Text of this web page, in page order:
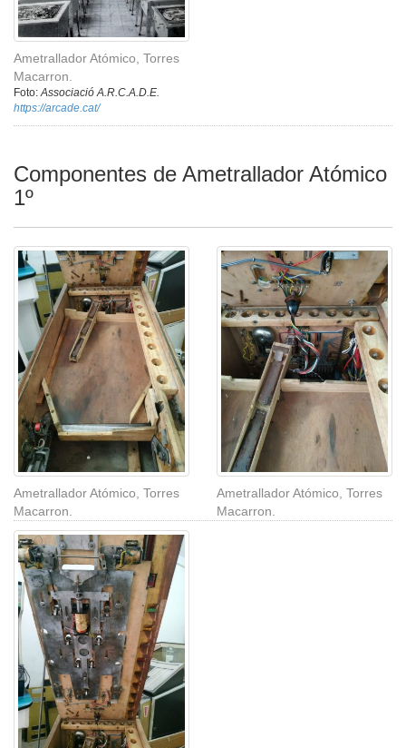
Ametrallador Atómico, Torres
Macarron.
Foto:Associació A.R.C.A.D.E.
https://arcade.cat/
Componentes de Ametrallador Atómico
1º
Ametrallador Atómico, Torres
Macarron.
Ametrallador Atómico, Torres
Macarron.